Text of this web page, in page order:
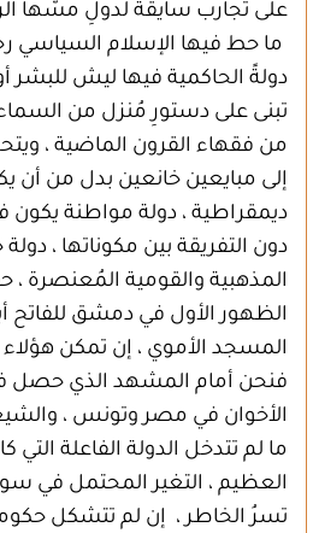
على تجارب سايقة لدولِ مسّها
ما حط فيها الإسلام السياسي
دولةً الحاكمية فيها ليش للبشر
تبنى على دستورِ مُنزل من
من فقهاء القرون الماضية ،
إلى مبايعين خانعين بدل من أن
ديمقراطية ، دولة مواطنة
دون التفريقة بين مكوناتها ،
المذهبية والقومية المُعنصرة ،
الظهور الأول في دمشق للفاتح
المسجد الأموي ، إن تمكن
فنحن أمام المشهد الذي حصل
الأخوان في مصر وتونس ،
ما لم تتدخل الدولة الفاعلة التي
العظيم ، التغير المحتمل في
تسرُ الخاطر ، إن لم تتشكل